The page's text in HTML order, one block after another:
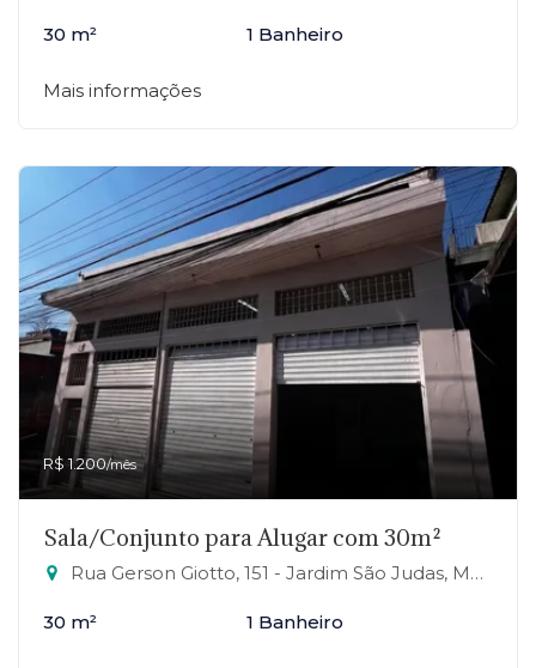
30 m² 1 Banheiro
Mais informações
R$ 1.200/mês
Sala/Conjunto para Alugar com 30m²
Rua Gerson Giotto, 151 - Jardim São Judas, Mauá-SP
30 m² 1 Banheiro